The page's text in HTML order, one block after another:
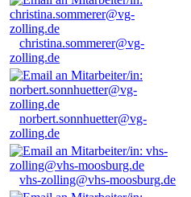
christina.sommerer@vg-
zolling.de
norbert.sonnhuetter@vg-
zolling.de
vhs-zolling@vhs-moosburg.de